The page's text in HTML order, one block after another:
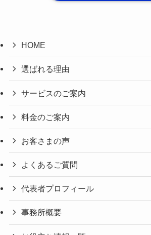
HOME
選ばれる理由
サービスのご案内
料金のご案内
お客さまの声
よくあるご質問
代表者プロフィール
事務所概要